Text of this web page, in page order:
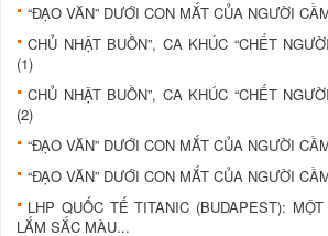
“ĐẠO VĂN” DƯỚI CON MẮT CỦA NGƯỜI
CHỦ NHẬT BUỒN”, CA KHÚC “CHẾT
(1)
CHỦ NHẬT BUỒN”, CA KHÚC “CHẾT
(2)
“ĐẠO VĂN” DƯỚI CON MẮT CỦA NGƯỜI
“ĐẠO VĂN” DƯỚI CON MẮT CỦA NGƯỜI
LHP QUỐC TẾ TITANIC (BUDAPEST):
LẮM SẮC MÀU...